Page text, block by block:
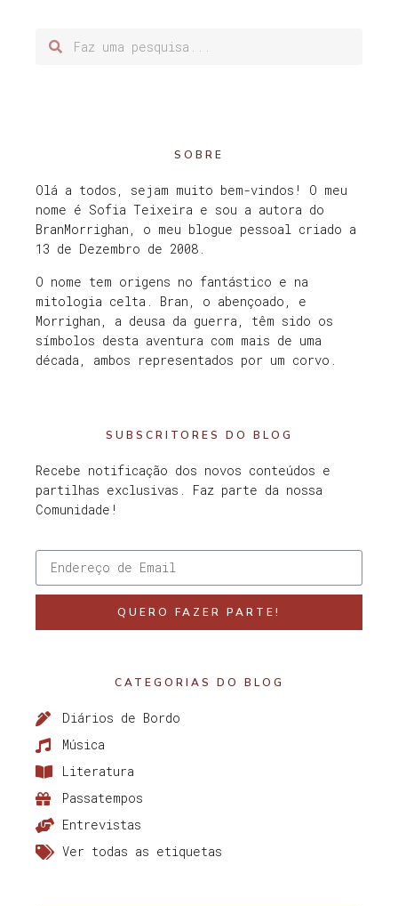
SOBRE
Olá a todos, sejam muito bem-vindos! O meu
nome é Sofia Teixeira e sou a autora do
BranMorrighan, o meu blogue pessoal criado a
13 de Dezembro de 2008.
O nome tem origens no fantástico e na
mitologia celta. Bran, o abençoado, e
Morrighan, a deusa da guerra, têm sido os
símbolos desta aventura com mais de uma
década, ambos representados por um corvo.
SUBSCRITORES DO BLOG
Recebe notificação dos novos conteúdos e
partilhas exclusivas. Faz parte da nossa
Comunidade!
QUERO FAZER PARTE!
CATEGORIAS DO BLOG
Diários de Bordo
Música
Literatura
Passatempos
Entrevistas
Ver todas as etiquetas